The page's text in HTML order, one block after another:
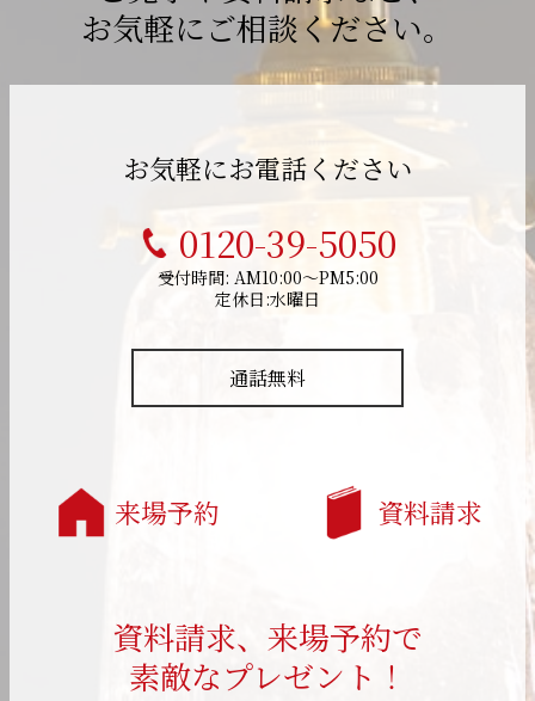
お気軽にご相談ください。
お気軽にお電話ください
0120-39-5050
受付時間: AM10:00～PM5:00
定休日:水曜日
通話無料
来場予約 資料請求
資料請求、来場予約で
素敵なプレゼント！